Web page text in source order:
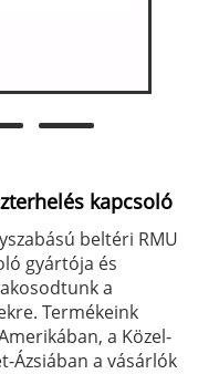
kapcsoló
beltéri RMU
gyártója és
a
Termékeink
a Közel-
Ázsiában a vásárlók